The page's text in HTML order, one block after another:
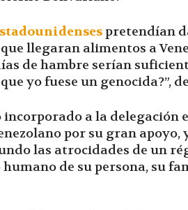
pretendían
llegaran alimentos a
de hambre serían
yo fuese un genocida?”,
a la delegación
por su gran apoyo,
las atrocidades de un
de su persona, su